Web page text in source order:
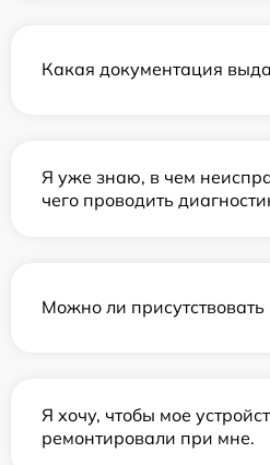
Какая документация
Я уже знаю, в чем
чего проводить
Можно ли
Я хочу, чтобы мое
ремонтировали при мне.